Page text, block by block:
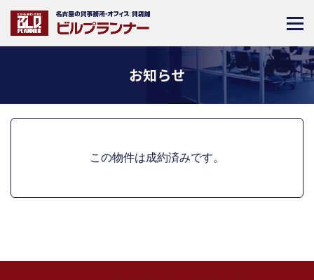
お知らせ
この物件は成約済みです。